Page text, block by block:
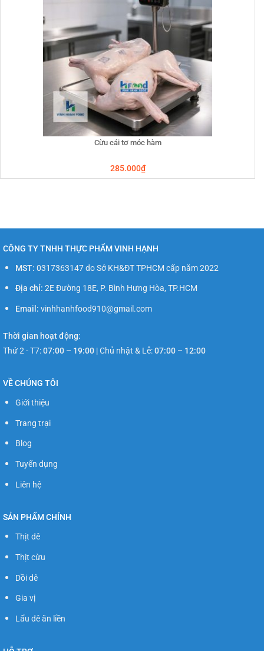
Cừu cái tơ móc hàm
285.000₫
CÔNG TY TNHH THỰC PHẨM VINH HẠNH
MST: 0317363147 do Sở KH&ĐT TPHCM cấp năm 2022
Địa chỉ: 2E Đường 18E, P. Bình Hưng Hòa, TP.HCM
Email: vinhhanhfood910@gmail.com
Thời gian hoạt động:
Thứ 2 - T7:07:00 – 19:00 |Chủ nhật & Lễ:07:00 – 12:00
VỀ CHÚNG TÔI
Giới thiệu
Trang trại
Blog
Tuyển dụng
Liên hệ
SẢN PHẨM CHÍNH
Thịt dê
Thịt cừu
Dồi dê
Gia vị
Lẩu dê ăn liền